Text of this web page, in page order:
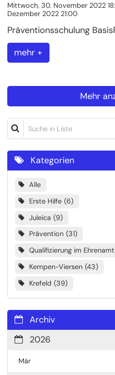
Mittwoch, 30. November 2022
Dezember 2022 21:00
Präventionsschulung
mehr +
Mehr
Suche in Liste
Kategorien
Alle
Erste Hilfe 6
Juleica 9
Prävention 31
Qualifizierung im Ehrenamt
Kempen-Viersen 43
Krefeld 39
Archiv
2026
Mär